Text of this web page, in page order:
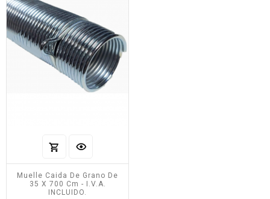
Muelle Caida De Grano De
35 X 700 Cm - I.V.A.
INCLUIDO.